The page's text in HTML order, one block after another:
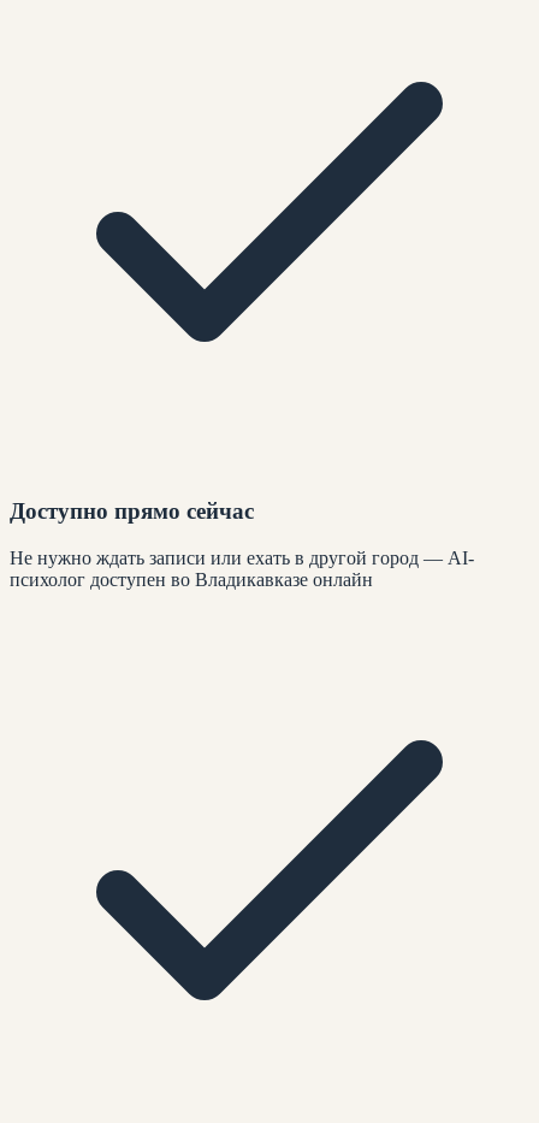
Доступно прямо сейчас
Не нужно ждать записи или ехать в другой город — AI-
психолог доступен во Владикавказе онлайн